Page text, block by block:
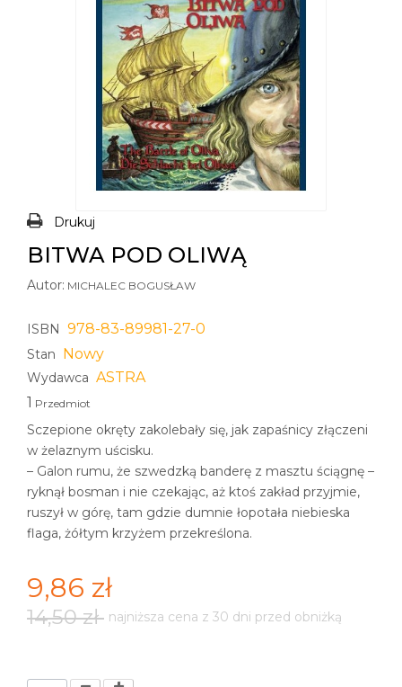
Drukuj
BITWA POD OLIWĄ
Autor: MICHALEC BOGUSŁAW
ISBN 978-83-89981-27-0
Stan Nowy
Wydawca ASTRA
1 Przedmiot
Sczepione okręty zakolebały się, jak zapaśnicy złączeni
w żelaznym uścisku.
– Galon rumu, że szwedzką banderę z masztu ściągnę –
ryknął bosman i nie czekając, aż ktoś zakład przyjmie,
ruszył w górę, tam gdzie dumnie łopotała niebieska
flaga, żółtym krzyżem przekreślona.
9,86 zł
14,50 zł najniższa cena z 30 dni przed obniżką